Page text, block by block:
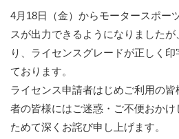
4月18日（金）からモータースポー
スが出力できるようになりました
り、ライセンスグレードが正しく
ております。
ライセンス申請者はじめご利用の
者の皆様にはご迷惑・ご不便おか
ためて深くお詫び申し上げます。